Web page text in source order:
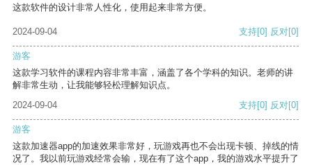
这款软件的设计非常人性化，使用起来非常方便。
2024-09-04 支持[0] 反对[0]
游客
这款学习软件的课程内容非常丰富，涵盖了各个学科的知识。老师的讲
解非常生动，让我能够轻松理解知识点。
2024-09-04
支持[0] 反对[0]
游客
这款加速器app的加速效果非常好，玩游戏再也不会出现卡顿、掉线的情
况了。我以前玩游戏经常会输，现在有了这个app，我的游戏水平提升了